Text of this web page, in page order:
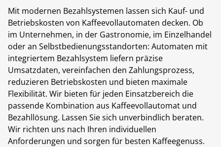
Mit modernen Bezahlsystemen lassen sich Kauf- und
Betriebskosten von Kaffeevollautomaten decken. Ob
im Unternehmen, in der Gastronomie, im Einzelhandel
oder an Selbstbedienungsstandorten: Automaten mit
integriertem Bezahlsystem liefern präzise
Umsatzdaten, vereinfachen den Zahlungsprozess,
reduzieren Betriebskosten und bieten maximale
Flexibilität. Wir bieten für jeden Einsatzbereich die
passende Kombination aus Kaffeevollautomat und
Bezahllösung. Lassen Sie sich unverbindlich beraten.
Wir richten uns nach Ihren individuellen
Anforderungen und sorgen für besten Kaffeegenuss.